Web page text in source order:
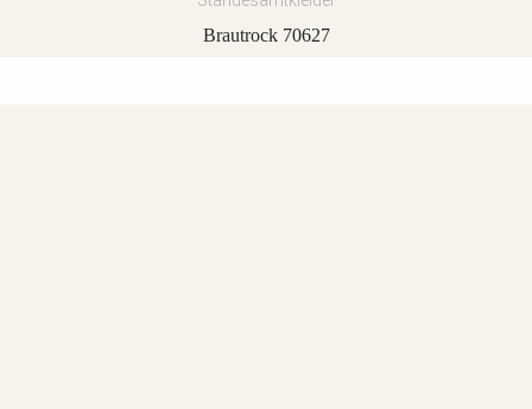
Brautrock 70627